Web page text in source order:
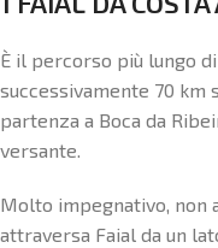
È il percorso più lungo
successivamente 70 km
partenza a Boca da
versante.
Molto impegnativo, non
attraversa Faial da un